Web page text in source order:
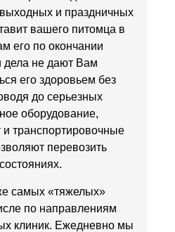
выходных и праздничных
вашего питомца в
его по окончании
дела не дают Вам
его здоровьем без
до серьезных
оборудование,
транспортировочные
перевозить
самых «тяжелых»
по направлениям
клиник. Ежедневно мы